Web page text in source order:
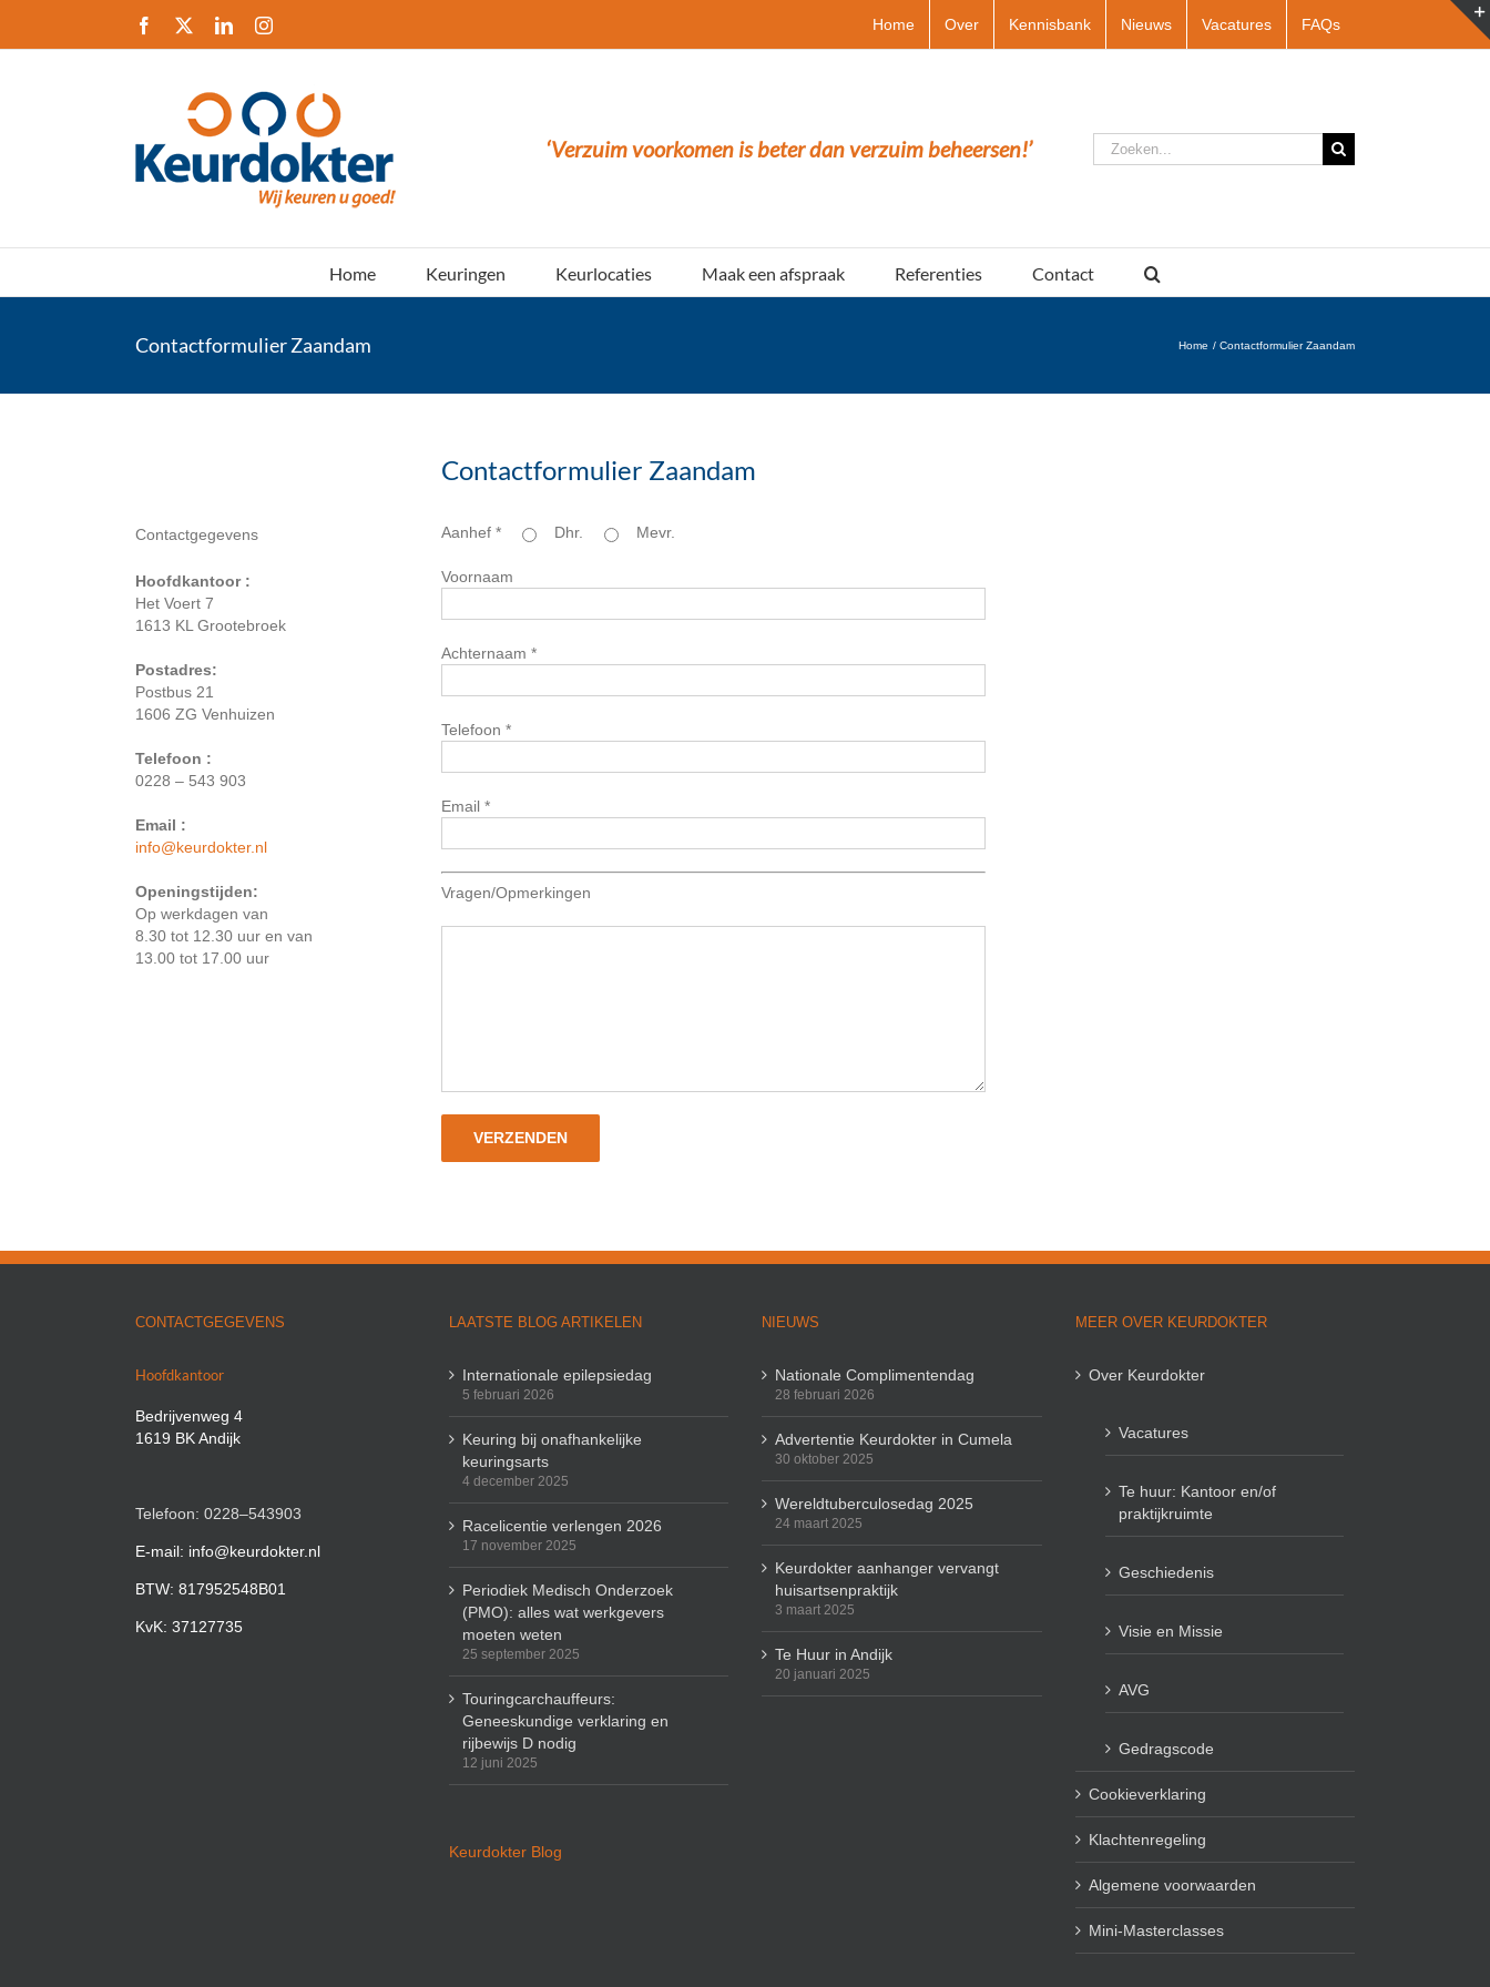
inhoud
Facebook LinkedInInstagram Home Over Kennisbank Nieuws Vacatures FAQs
‘Verzuim voorkomen is beter dan verzuim beheersen!’
Zoeken
naar:
Home Keuringen Keurlocaties Maak een afspraak Referenties Contact
Contactformulier Zaandam Home Contactformulier Zaandam
Contactgegevens
Hoofdkantoor :
Het Voert 7
1613 KL Grootebroek
Postadres:
Postbus 21
1606 ZG Venhuizen
Telefoon :
0228 – 543 903
Email :
info@keurdokter.nl
Openingstijden:
Op werkdagen van
8.30 tot 12.30 uur en van
13.00 tot 17.00 uur
Contactformulier Zaandam
Aanhef * Dhr. Mevr.
Voornaam
Achternaam *
Telefoon *
Email *
Vragen/Opmerkingen
CONTACTGEGEVENS
Hoofdkantoor
Bedrijvenweg 4
1619 BK Andijk
Telefoon: 0228–543903
E-mail: info@keurdokter.nl
BTW: 817952548B01
KvK: 37127735
LAATSTE BLOG ARTIKELEN
Internationale epilepsiedag
5 februari 2026
Keuring bij onafhankelijke
keuringsarts
4 december 2025
Racelicentie verlengen 2026
17 november 2025
Periodiek Medisch Onderzoek
(PMO): alles wat werkgevers
moeten weten
25 september 2025
Touringcarchauffeurs:
Geneeskundige verklaring en
rijbewijs D nodig
12 juni 2025
Keurdokter Blog
NIEUWS
Nationale Complimentendag
28 februari 2026
Advertentie Keurdokter in Cumela
30 oktober 2025
Wereldtuberculosedag 2025
24 maart 2025
Keurdokter aanhanger vervangt
huisartsenpraktijk
3 maart 2025
Te Huur in Andijk
20 januari 2025
MEER OVER KEURDOKTER
Over Keurdokter
Vacatures
Te huur: Kantoor en/of
praktijkruimte
Geschiedenis
Visie en Missie
AVG
Gedragscode
Cookieverklaring
Klachtenregeling
Algemene voorwaarden
Mini-Masterclasses